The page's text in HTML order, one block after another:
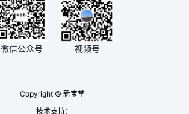
微信公众号 视频号
Copyright © 新宝堂
技术支持：